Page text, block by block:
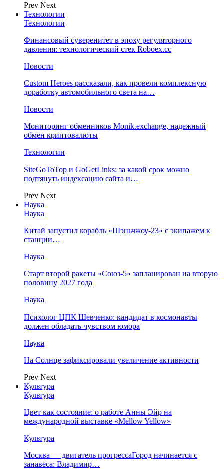
Prev Next
Технологии
Технологии
Финансовый суверенитет в эпоху регуляторного
давления: технологический стек Roboex.cc
Новости
Custom Heroes рассказали, как провели комплексную
доработку автомобильного света на…
Новости
Мониторинг обменников Monik.exchange, надежный
обмен криптовалюты
Технологии
SiteGoToTop и GoGetLinks: за какой срок можно
подтянуть индексацию сайта и…
Prev Next
Наука
Наука
Китай запустил корабль «Шэньчжоу-23» с экипажем к
станции…
Наука
Старт второй ракеты «Союз-5» запланирован на вторую
половину 2027 года
Наука
Психолог ЦПК Шевченко: кандидат в космонавты
должен обладать чувством юмора
Наука
На Солнце зафиксировали увеличение активности
Prev Next
Культура
Культура
Цвет как состояние: о работе Анны Эйр на
международной выставке «Mellow Yellow»
Культура
Москва — двигатель прогрессаГород начинается с
занавеса: Владимир…